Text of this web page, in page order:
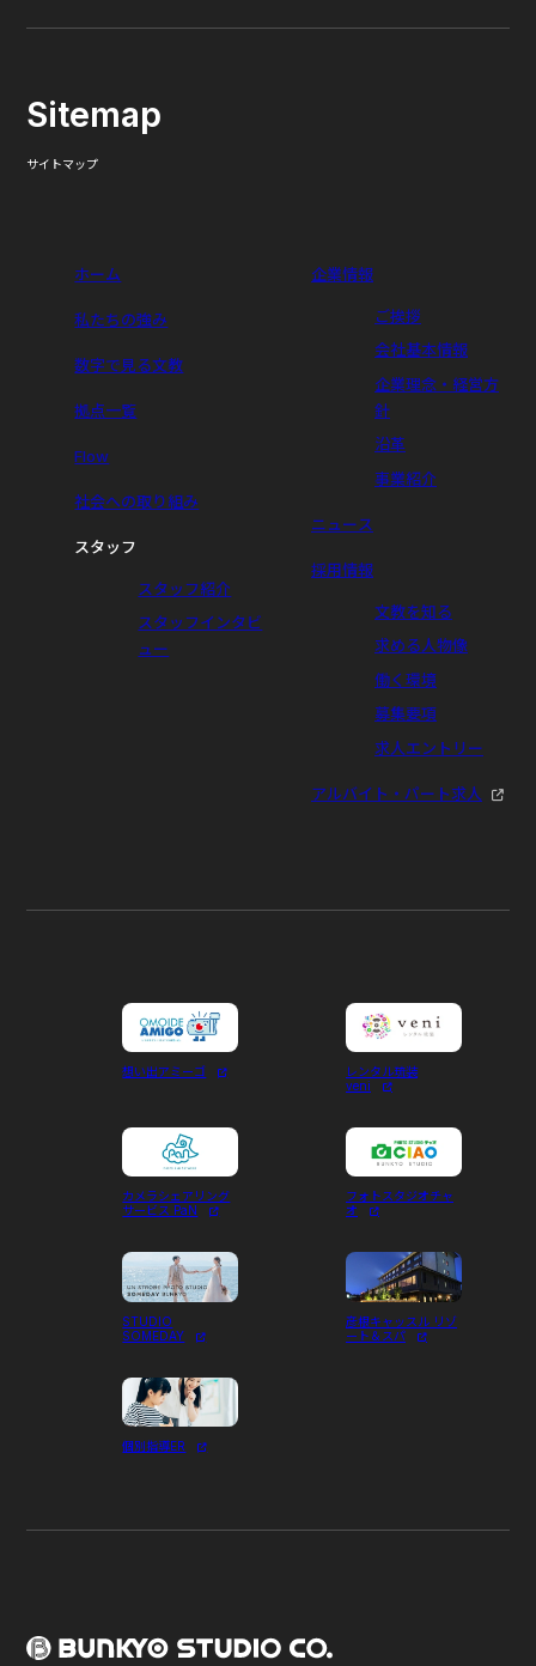
Sitemap
サイトマップ
ホーム
私たちの強み
数字で見る文教
拠点一覧
Flow
社会への取り組み
スタッフ
スタッフ紹介
スタッフインタビ
ュー
企業情報
ご挨拶
会社基本情報
企業理念・経営方
針
沿革
事業紹介
ニュース
採用情報
文教を知る
求める人物像
働く環境
募集要項
求人エントリー
アルバイト・パート求人
想い出アミーゴ
レンタル琉装
veni
カメラシェアリング
サービス PaN
フォトスタジオチャ
オ
STUDIO
SOMEDAY
彦根キャッスル リゾ
ート＆スパ
個別指導ER